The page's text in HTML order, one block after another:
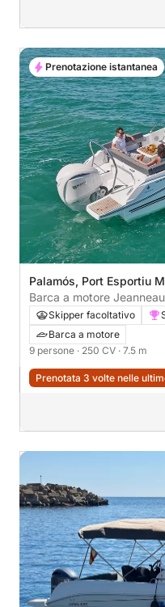
Palamós, Port Esportiu
Barca a motore
250CV
Skipper facoltativo
Barca a motore
9 persone · 250 CV · 7.5 m
Prenotata 3 volte nelle
Prenotazione istantanea